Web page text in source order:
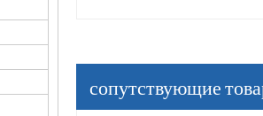
сопутствующие